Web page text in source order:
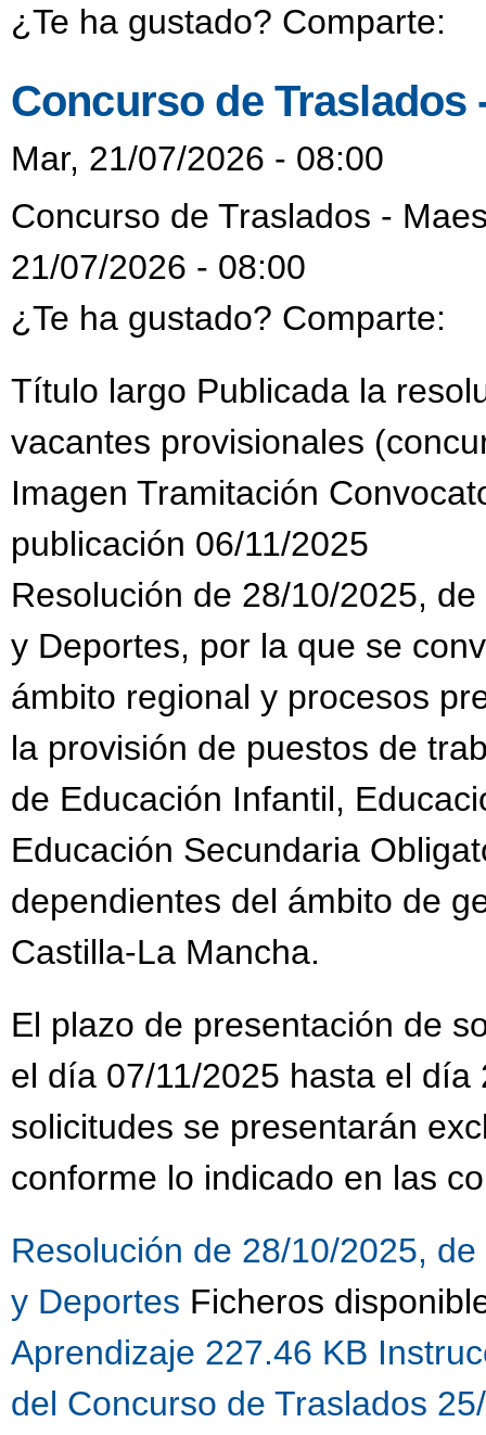
¿Te ha gustado? Comparte:
Concurso de Traslados
Mar, 21/07/2026 - 08:00
Concurso de Traslados -
21/07/2026 - 08:00
¿Te ha gustado? Comparte:
Título largo Publicada la
vacantes provisionales
Imagen Tramitación
publicación 06/11/2025
Resolución de 28/10/2025,
y Deportes, por la que se
ámbito regional y procesos
la provisión de puestos de
de Educación Infantil,
Educación Secundaria
dependientes del ámbito de
Castilla-La Mancha.
El plazo de presentación de
el día 07/11/2025 hasta el
solicitudes se presentarán
conforme lo indicado en las
Resolución de 28/10/2025,
y Deportes Ficheros
Aprendizaje 227.46 KB
del Concurso de Traslados